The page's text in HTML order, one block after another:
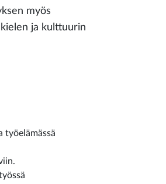
myös
ja kulttuurin
työelämässä